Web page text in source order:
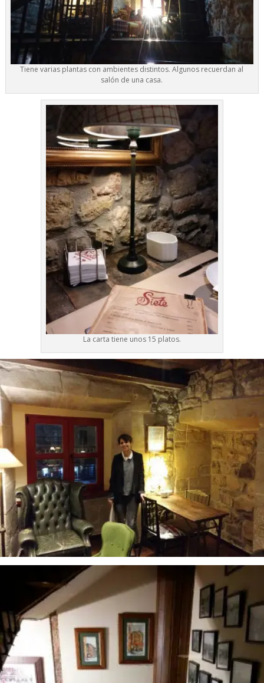
Tiene varias plantas con ambientes distintos. Algunos recuerdan al
salón de una casa.
La carta tiene unos 15 platos.